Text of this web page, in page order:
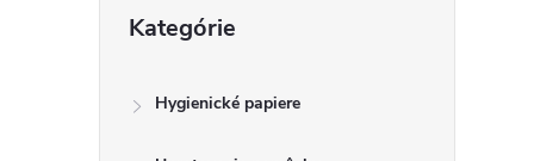
kategórie
Kategórie
Hygienické papiere